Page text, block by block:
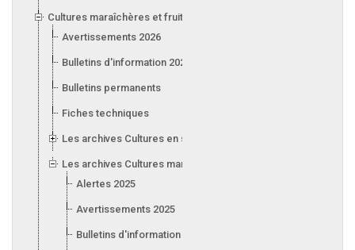
Cultures maraîchères et fruitières en serre
Avertissements 2026
Bulletins d'information 2026
Bulletins permanents
Fiches techniques
Les archives Cultures en serre
Les archives Cultures maraîchères et fruitières en serre
Alertes 2025
Avertissements 2025
Bulletins d'information 2025